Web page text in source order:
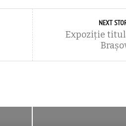
NEXT
Expoziție